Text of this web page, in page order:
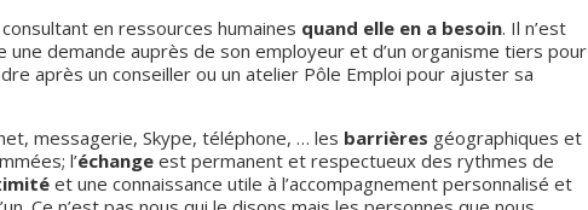
en ressources humaines quand elle en a besoin. Il n’est
une demande auprès de son employeur et d’un organisme tiers pour
après un conseiller ou un atelier Pôle Emploi pour ajuster sa
messagerie, Skype, téléphone, … les barrières géographiques et
l’échange est permanent et respectueux des rythmes de
et une connaissance utile à l’accompagnement personnalisé et